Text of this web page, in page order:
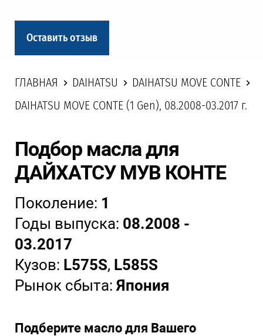
Оставить отзыв
ГЛАВНАЯ DAIHATSU
DAIHATSU MOVE CONTE
DAIHATSU MOVE CONTE (1 Gen), 08.2008-03.2017 г.
Подбор масла для
ДАЙХАТСУ МУВ КОНТЕ
Поколение: 1
Годы выпуска: 08.2008 -
03.2017
Кузов: L575S, L585S
Рынок сбыта:Япония
Подберите масло для Вашего